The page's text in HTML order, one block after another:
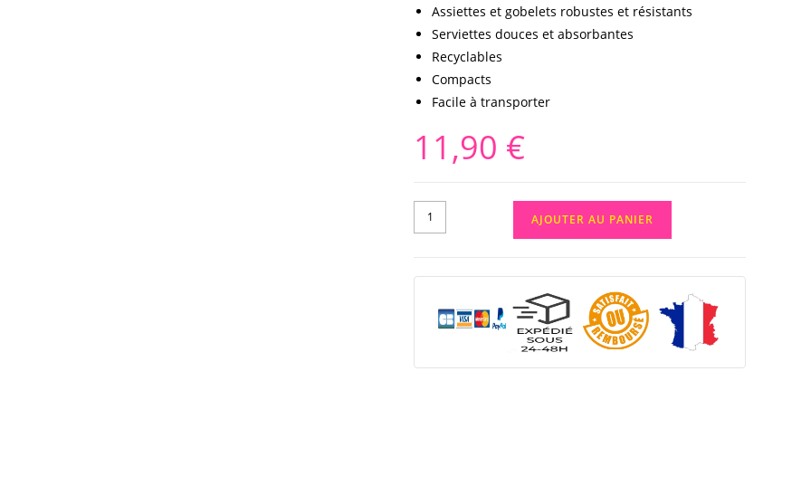
Assiettes et gobelets robustes et résistants
Serviettes douces et absorbantes
Recyclables
Compacts
Facile à transporter
11,90 €
AJOUTER AU PANIER